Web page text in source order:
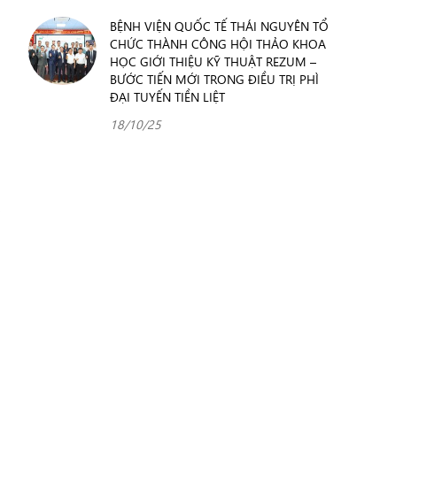
BỆNH VIỆN QUỐC TẾ THÁI NGUYÊN TỔ
CHỨC THÀNH CÔNG HỘI THẢO KHOA
HỌC GIỚI THIỆU KỸ THUẬT REZUM –
BƯỚC TIẾN MỚI TRONG ĐIỀU TRỊ PHÌ
ĐẠI TUYẾN TIỀN LIỆT
18/10/25